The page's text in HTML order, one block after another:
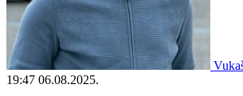
19:47 06.08.2025.